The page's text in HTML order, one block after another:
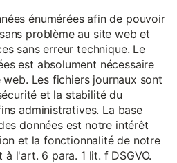
énumérées afin de pouvoir
problème au site web et
sans erreur technique. Le
est absolument nécessaire
Les fichiers journaux sont
et la stabilité du
administratives. La base
données est notre intérêt
et la fonctionnalité de notre
l'art. 6 para. 1 lit. f DSGVO.